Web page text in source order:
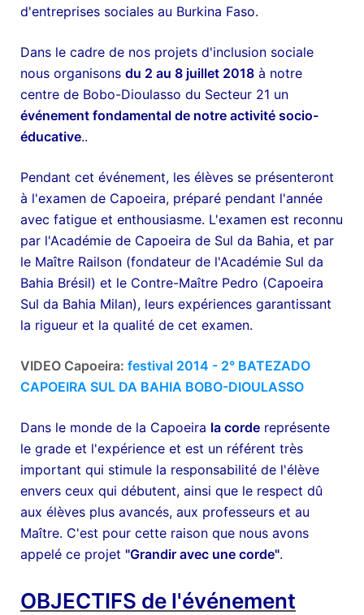
d'entreprises sociales au Burkina Faso.
Dans le cadre de nos projets d'inclusion sociale
nous organisons du 2 au 8 juillet 2018 à notre
centre de Bobo-Dioulasso du Secteur 21 un
événement fondamental de notre activité socio-
éducative..
Pendant cet événement, les élèves se présenteront
à l'examen de Capoeira, préparé pendant l'année
avec fatigue et enthousiasme. L'examen est reconnu
par l'Académie de Capoeira de Sul da Bahia, et par
le Maître Railson (fondateur de l'Académie Sul da
Bahia Brésil) et le Contre-Maître Pedro (Capoeira
Sul da Bahia Milan), leurs expériences garantissant
la rigueur et la qualité de cet examen.
VIDEO Capoeira: festival 2014 - 2° BATEZADO
CAPOEIRA SUL DA BAHIA BOBO-DIOULASSO
Dans le monde de la Capoeira la corde représente
le grade et l'expérience et est un référent très
important qui stimule la responsabilité de l'élève
envers ceux qui débutent, ainsi que le respect dû
aux élèves plus avancés, aux professeurs et au
Maître. C'est pour cette raison que nous avons
appelé ce projet "Grandir avec une corde".
OBJECTIFS de l'événement